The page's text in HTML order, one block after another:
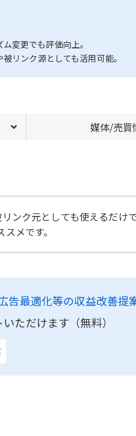
変更でも評価向上。
リンク源としても活用可能。
媒体/売買
ンク元としても使えるだ
メです。
告最適化等の収益改善提
ただけます（無料）